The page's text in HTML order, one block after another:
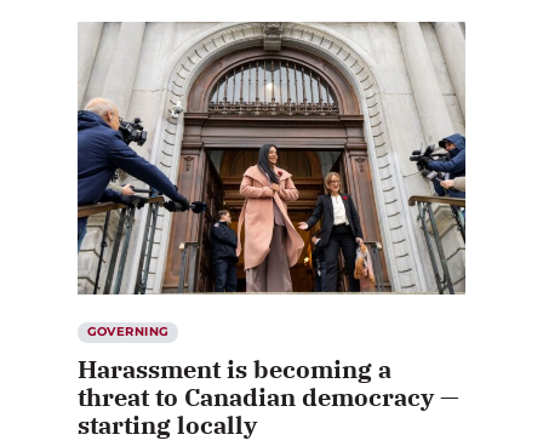
GOVERNING
Harassment is becoming a
threat to Canadian democracy —
starting locally